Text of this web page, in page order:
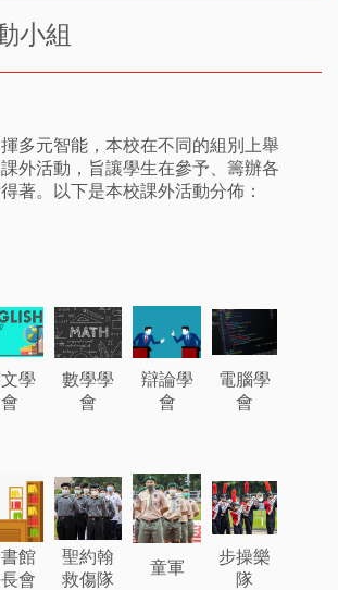
小組
多元智能，本校在不同的組別上舉
外活動，旨讓學生在參予、籌辦各
著。以下是本校課外活動分佈：
學
會
數學學
會
辯論學
會
電腦學
會
館
會
聖約翰
救傷隊
童軍
步操樂
隊